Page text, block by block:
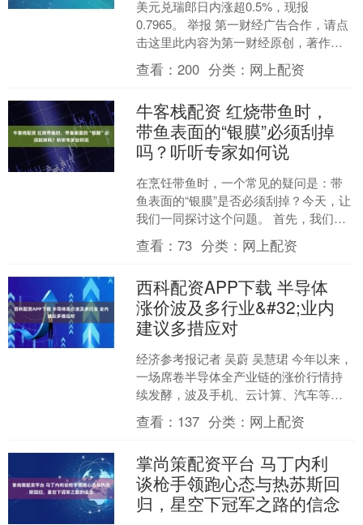
美元兑瑞郎日内涨超0.5%，现报
0.7965。 举报 第一财经广告合作，请点
击这里此内容为第一财经原创，著作权
归第一财经所有。未经第一财经书面授
权，不得以任何方....
查看：200 分类： 网上配资
牛客栈配资 红烧带鱼时，
带鱼表面的“银膜”必须刮掉
吗？听听专家如何说
在烹饪带鱼时，一个常见的疑问是：带
鱼表面的“银膜”是否必须刮掉？今天，让
我们一同探讨这个问题。 首先，我们需
要了解什么是“银膜”。在带鱼的表皮上，
我们常常能看到....
查看：73 分类： 网上配资
西科配资APP下载 半导体
涨价波及多行业&#32;业内
建议多措应对
经济参考报记者 吴蔚 吴慧珺 今年以来，
一场席卷半导体全产业链的涨价行情持
续发酵，波及手机、云计算、汽车等多
个行业。业内人士认为，半导体涨价行
情或将延续。 4月....
查看： 137 分类： 网上配资
掌尚策配资平台 马丁内利
谈枪手领跑心态与热苏斯回
归，星空下冠军之路的信念